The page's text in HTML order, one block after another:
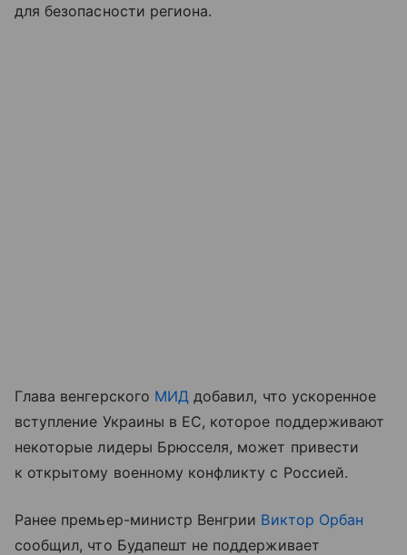
для безопасности региона.
Глава венгерского МИД добавил, что ускоренное
вступление Украины в ЕС, которое поддерживают
некоторые лидеры Брюсселя, может привести
к открытому военному конфликту с Россией.
Ранее премьер-министр Венгрии Виктор Орбан
сообщил, что Будапешт не поддерживает